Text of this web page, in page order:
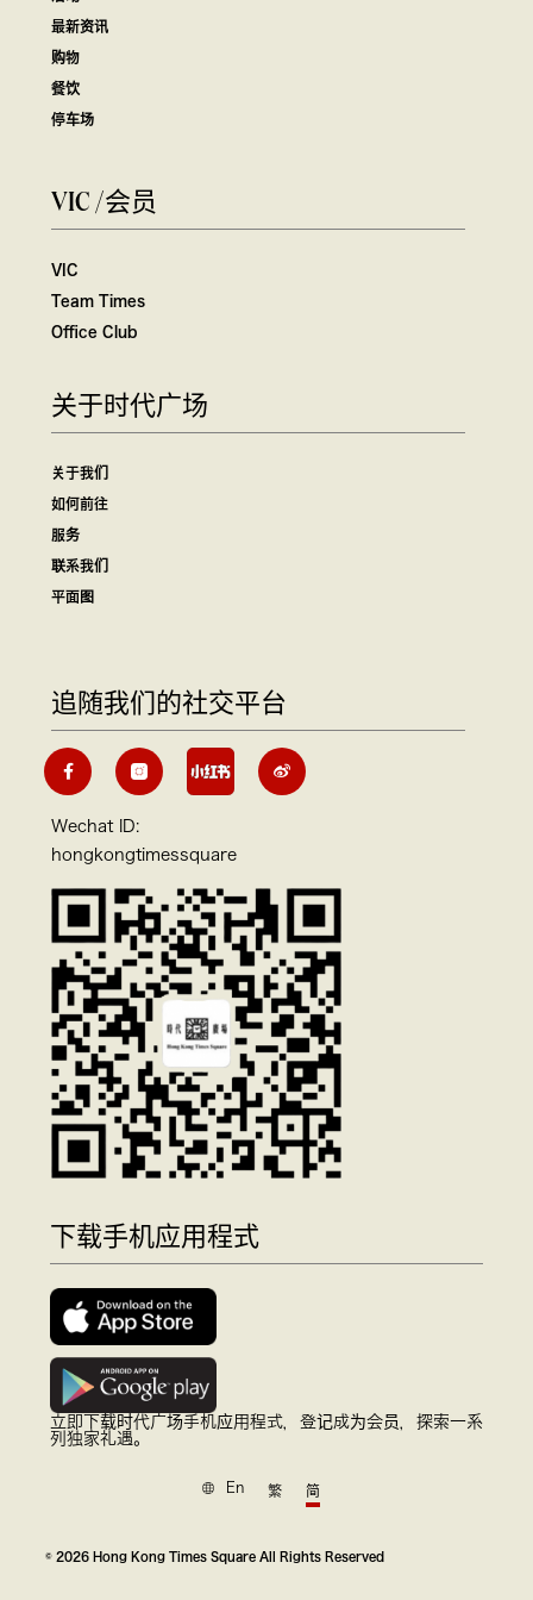
最新资讯
购物
餐饮
停车场
VIC /会员
VIC
Team Times
Office Club
关于时代广场
关于我们
如何前往
服务
联系我们
平面图
追随我们的社交平台
Wechat ID:
hongkongtimessquare
下载手机应用程式
立即下载时代广场手机应用程式，登记成为会员，探索一系
列独家礼遇。
En 繁 简
© 2026 Hong Kong Times Square All Rights Reserved